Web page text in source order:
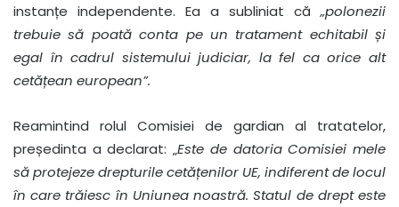
instanțe independente. Ea a subliniat că„polonezii
trebuie să poată conta pe un tratament echitabil și
egal în cadrul sistemului judiciar, la fel ca orice alt
cetățean european”.
Reamintind rolul Comisiei de gardian al tratatelor,
președinta a declarat: „Este de datoria Comisiei mele
să protejeze drepturile cetățenilor UE, indiferent de locul
în care trăiesc în Uniunea noastră. Statul de drept este